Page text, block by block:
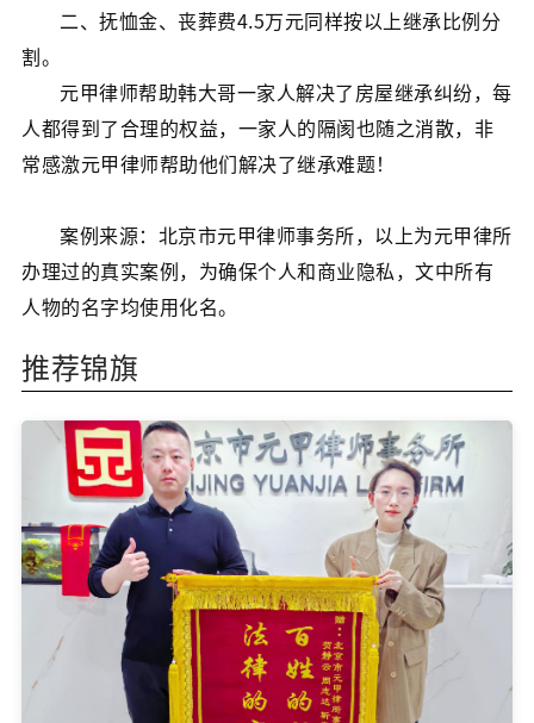
二、抚恤金、丧葬费4.5万元同样按以上继承比例分
割。
元甲律师帮助韩大哥一家人解决了房屋继承纠纷，每
人都得到了合理的权益，一家人的隔阂也随之消散，非
常感激元甲律师帮助他们解决了继承难题！
案例来源：北京市元甲律师事务所，以上为元甲律所
办理过的真实案例，为确保个人和商业隐私，文中所有
人物的名字均使用化名。
推荐锦旗